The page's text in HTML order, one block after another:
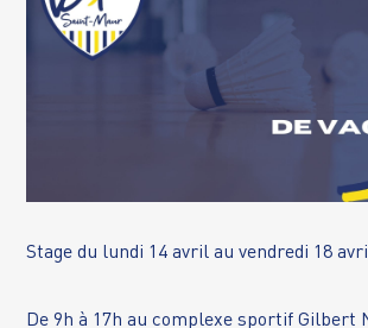
Stage du lundi 14 avril au vendredi 18
De 9h à 17h au complexe sportif Gilbert